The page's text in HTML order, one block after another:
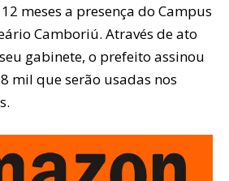
meses a presença do Campus
Camboriú. Através de ato
gabinete, o prefeito assinou
mil que serão usadas nos